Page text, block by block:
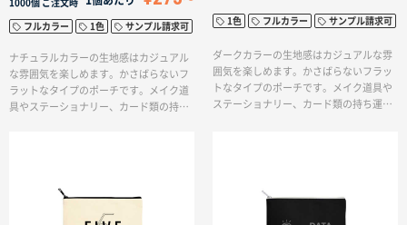
1000個 ご注文時
フルカラー 1色 サンプル請求可
ナチュラルカラーの生地感はカジュアル
な雰囲気を楽しめます。かさばらないフ
ラットなタイプのポーチです。メイク道
具やステーショナリー、カード類の持ち
1色 フルカラー サンプル請求可
ダークカラーの生地感はカジュアルな雰
囲気を楽しめます。かさばらないフラッ
トなタイプのポーチです。メイク道具や
ステーショナリー、カード類の持ち運び